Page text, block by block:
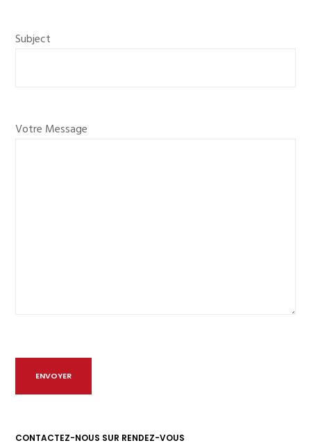
Subject
Votre Message
CONTACTEZ-NOUS SUR RENDEZ-VOUS